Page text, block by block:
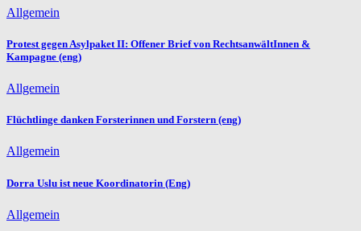
Allgemein
Protest gegen Asylpaket II: Offener Brief von RechtsanwältInnen &
Kampagne (eng)
Allgemein
Flüchtlinge danken Forsterinnen und Forstern (eng)
Allgemein
Dorra Uslu ist neue Koordinatorin (Eng)
Allgemein